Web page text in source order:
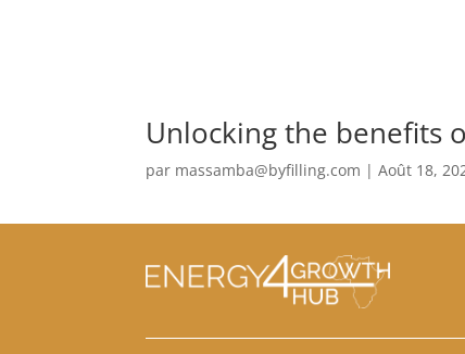
Unlocking the benefits
par massamba@byfilling.com |Août 18,